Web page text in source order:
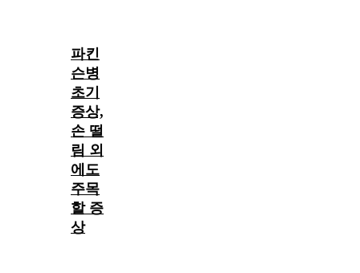
파킨
슨병
초기
증상,
손 떨
림 외
에도
주목
할 증
상